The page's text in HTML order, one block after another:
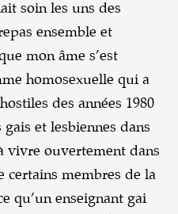
soin les uns des
ensemble et
mon âme s’est
homosexuelle qui a
des années 1980
et lesbiennes dans
vivre ouvertement dans
certains membres de la
qu’un enseignant gai